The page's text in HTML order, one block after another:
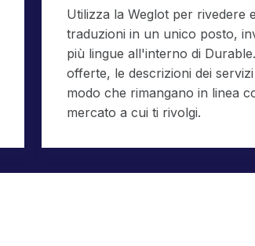
Utilizza la Weglot per rivedere
traduzioni in un unico posto,
più lingue all'interno di
offerte, le descrizioni dei
modo che rimangano in linea
mercato a cui ti rivolgi.